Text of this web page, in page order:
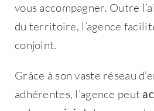
vous accompagner. Outre
du territoire, l’agence
conjoint.
Grâce à son vaste réseau
adhérentes, l’agence peut